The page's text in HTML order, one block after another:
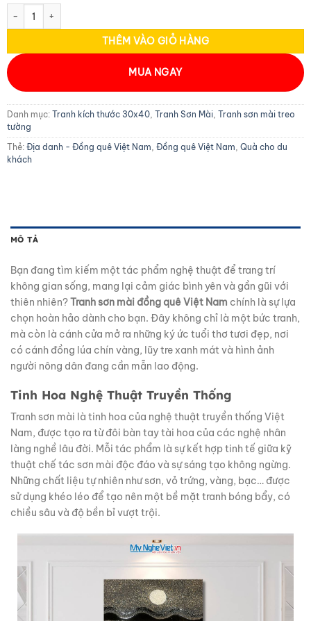
Tranh sơn mài đồng quê cẩn vỏ trứng TSM345.2 số lượng
THÊM VÀO GIỎ HÀNG
MUA NGAY
Danh mục: Tranh kích thước 30x40, Tranh Sơn Mài, Tranh sơn mài treo
tường
Thẻ: Địa danh - Đồng quê Việt Nam, Đồng quê Việt Nam, Quà cho du
khách
MÔ TẢ
Bạn đang tìm kiếm một tác phẩm nghệ thuật để trang trí
không gian sống, mang lại cảm giác bình yên và gần gũi với
thiên nhiên?Tranh sơn mài đồng quê Việt Nam chính là sự lựa
chọn hoàn hảo dành cho bạn. Đây không chỉ là một bức tranh,
mà còn là cánh cửa mở ra những ký ức tuổi thơ tươi đẹp, nơi
có cánh đồng lúa chín vàng, lũy tre xanh mát và hình ảnh
người nông dân đang cần mẫn lao động.
Tinh Hoa Nghệ Thuật Truyền Thống
Tranh sơn mài là tinh hoa của nghệ thuật truyền thống Việt
Nam, được tạo ra từ đôi bàn tay tài hoa của các nghệ nhân
làng nghề lâu đời. Mỗi tác phẩm là sự kết hợp tinh tế giữa kỹ
thuật chế tác sơn mài độc đáo và sự sáng tạo không ngừng.
Những chất liệu tự nhiên như sơn, vỏ trứng, vàng, bạc… được
sử dụng khéo léo để tạo nên một bề mặt tranh bóng bẩy, có
chiều sâu và độ bền bỉ vượt trội.